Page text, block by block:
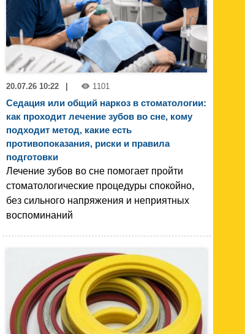
20.07.26 10:22 | 1101
Седация или общий наркоз в стоматологии:
как проходит лечение зубов во сне, кому
подходит метод, какие есть
противопоказания, риски и правила
подготовки
Лечение зубов во сне помогает пройти
стоматологические процедуры спокойно,
без сильного напряжения и неприятных
воспоминаний